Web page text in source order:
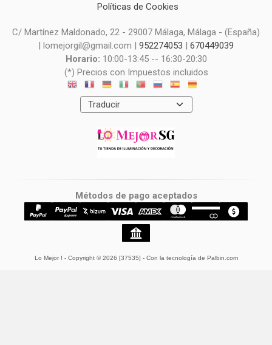
Políticas de Cookies
C/ Martínez Maldonado, 22 - 29007 Málaga, Málaga - (España)
| lomejorgil@gmail.com | 952274053 | 670449039
Horario: 10:00-13:45 -- 16:30-20:30
(*) Precios con Impuestos incluidos
Métodos de pago aceptados
Lo Mejor ! - Copyright © 2026 [37535] - Con la tecnología de Palbin.com